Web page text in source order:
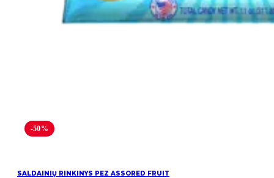
-50%
SALDAINIŲ RINKINYS PEZ ASSORED FRUIT